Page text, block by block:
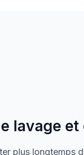
lavage
plus longtemps